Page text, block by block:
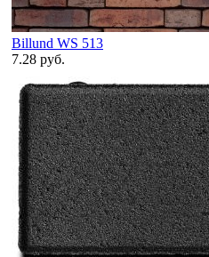
Billund WS 513
7.28 руб.